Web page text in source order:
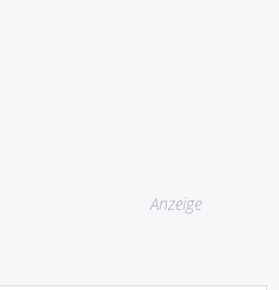
Anzeige